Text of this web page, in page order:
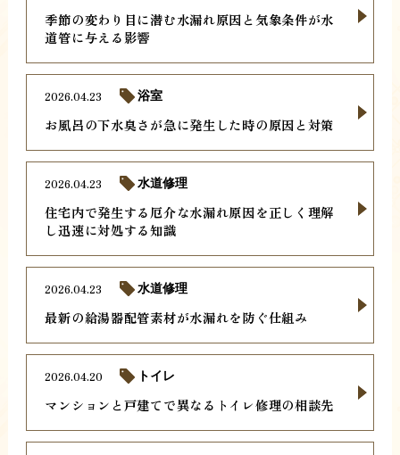
季節の変わり目に潜む水漏れ原因と気象条件が水
道管に与える影響
お風呂の下水臭さが急に発生した時の原因と対策
2026.04.23 浴室
住宅内で発生する厄介な水漏れ原因を正しく理解
し迅速に対処する知識
2026.04.23 水道修理
最新の給湯器配管素材が水漏れを防ぐ仕組み
2026.04.23 水道修理
マンションと戸建てで異なるトイレ修理の相談先
2026.04.20 トイレ